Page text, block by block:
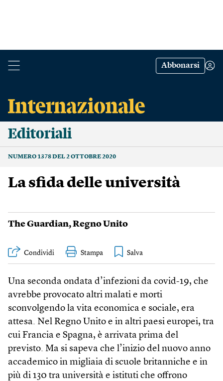
Abbonarsi
Editoriali
NUMERO 1378 DEL 2 OTTOBRE 2020
La sfida delle università
The Guardian,Regno Unito
Condividi Stampa
Una seconda ondata d’infezioni da covid-19, che
avrebbe provocato altri malati e morti
sconvolgendo la vita economica e sociale, era
attesa. Nel Regno Unito e in altri paesi europei, tra
cui Francia e Spagna, è arrivata prima del
previsto. Ma si sapeva che l’inizio del nuovo anno
accademico in migliaia di scuole britanniche e in
più di 130 tra università e istituti che offrono